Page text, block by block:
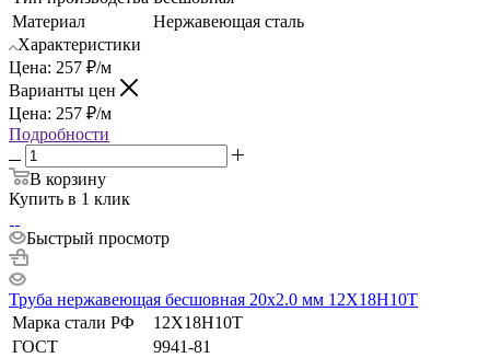
Материал
Нержавеющая сталь
Характеристики
Цена: 257 ₽/м
Варианты цен
Цена: 257 ₽/м
Подробности
В корзину
Купить в 1 клик
Быстрый просмотр
Труба нержавеющая бесшовная 20х2.0 мм 12Х18Н10Т
Марка стали РФ
12Х18Н10Т
ГОСТ
9941-81